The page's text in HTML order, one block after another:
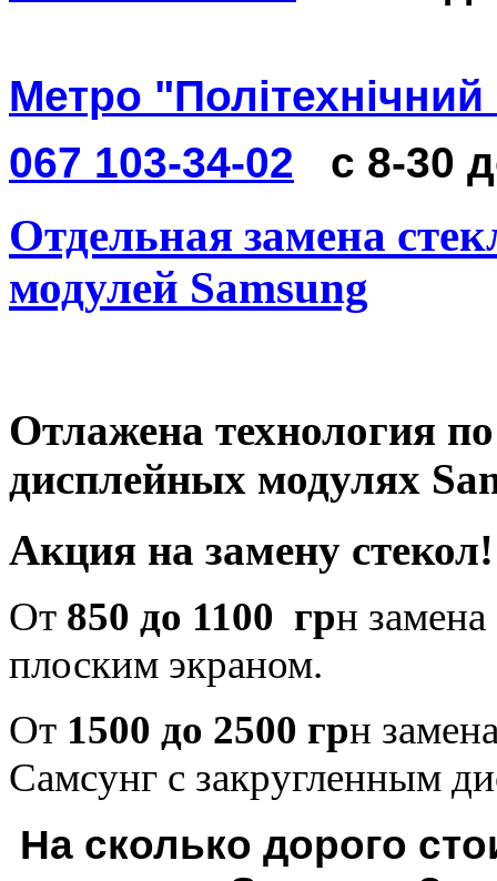
Метро "Політехнічний
067 103-34-02
с 8-30
Отдельная замена
модулей Samsung
Отлажена технология
дисплейных модулях
Акция на замену стекол!
От 850 до 1100 грн
плоским экраном.
От 1500 до 2500 грн
Самсунг с закругленным
На сколько дорого